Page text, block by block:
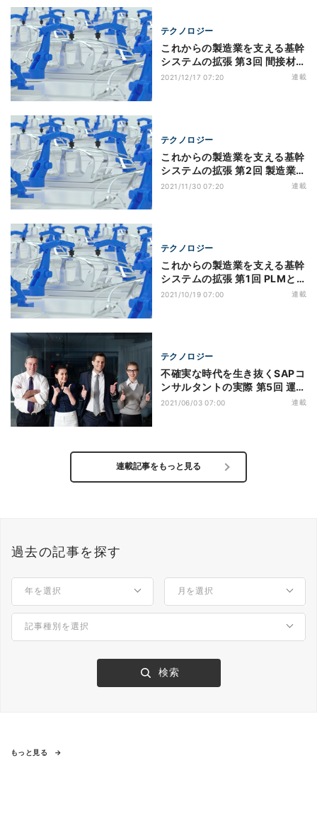
テクノロジー
これからの製造業を支える基幹
システムの拡張 第3回 間接材在
庫の最適化
2021/12/17 07:20 連載
テクノロジー
これからの製造業を支える基幹
システムの拡張 第2回 製造業に
おける顧客情報の活用
2021/11/30 07:20 連載
テクノロジー
これからの製造業を支える基幹
システムの拡張 第1回 PLMと
ERP連携による多品種少量生産
2021/10/19 07:00 連載
テクノロジー
不確実な時代を生き抜くSAPコ
ンサルタントの実際 第5回 運用
コンサルタントのリアル(2)
2021/06/03 07:00 連載
連載記事をもっと見る
過去の記事を探す
もっと見る